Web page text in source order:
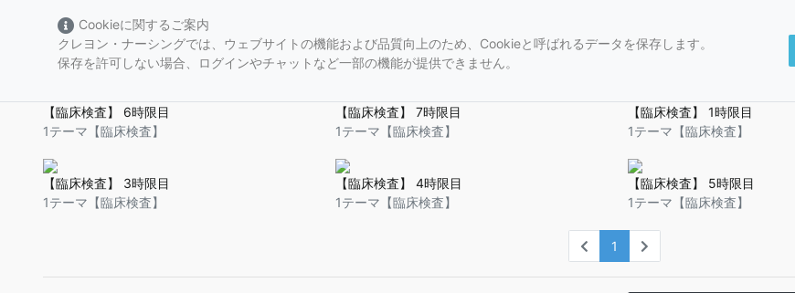
Cookieに関するご案内
クレヨン・ナーシングでは、ウェブサイトの機能および品質向上のため、Cookieと呼ばれるデータを保存します。
保存を許可しない場合、ログインやチャットなど一部の機能が提供できません。
#尿タンパク検査
【臨床検査】 6時限目
1テーマ【臨床検査】
【臨床検査】 7時限目
1テーマ【臨床検査】
【臨床検査】 1時限目
1テーマ【臨床検査】
【臨床検査】 3時限目
1テーマ【臨床検査】
【臨床検査】 4時限目
1テーマ【臨床検査】
【臨床検査】 5時限目
1テーマ【臨床検査】
1